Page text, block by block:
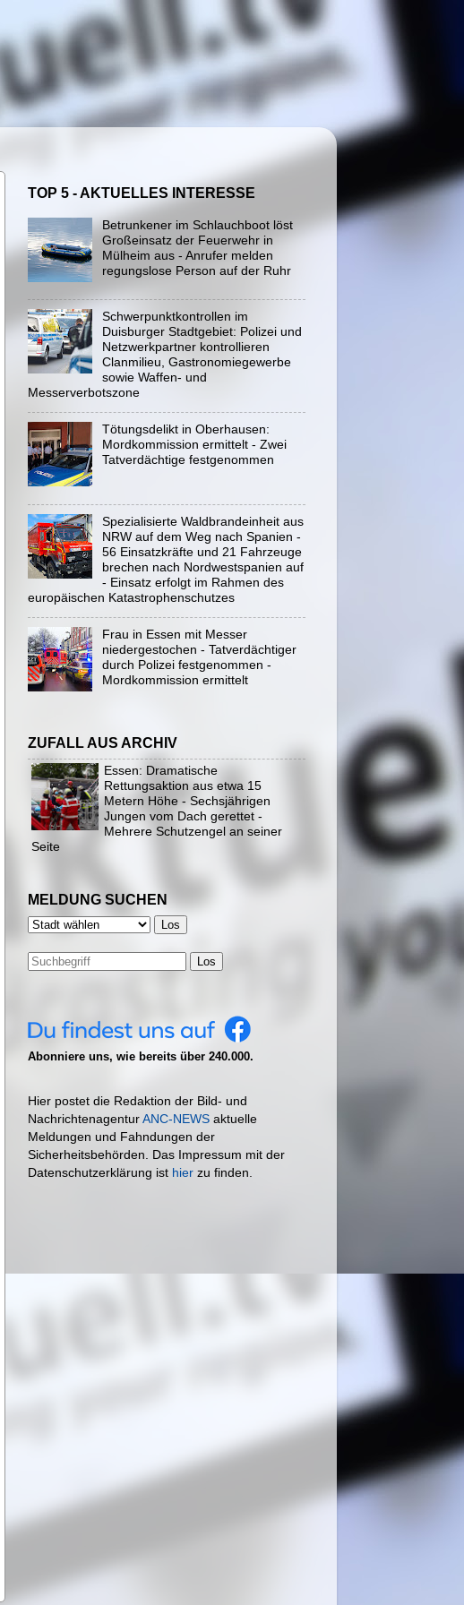
TOP 5 - AKTUELLES INTERESSE
Betrunkener im Schlauchboot löst
Großeinsatz der Feuerwehr in
Mülheim aus - Anrufer melden
regungslose Person auf der Ruhr
Schwerpunktkontrollen im
Duisburger Stadtgebiet: Polizei und
Netzwerkpartner kontrollieren
Clanmilieu, Gastronomiegewerbe
sowie Waffen- und
Messerverbotszone
Tötungsdelikt in Oberhausen:
Mordkommission ermittelt - Zwei
Tatverdächtige festgenommen
Spezialisierte Waldbrandeinheit aus
NRW auf dem Weg nach Spanien -
56 Einsatzkräfte und 21 Fahrzeuge
brechen nach Nordwestspanien auf
- Einsatz erfolgt im Rahmen des
europäischen Katastrophenschutzes
Frau in Essen mit Messer
niedergestochen - Tatverdächtiger
durch Polizei festgenommen -
Mordkommission ermittelt
ZUFALL AUS ARCHIV
Essen: Dramatische
Rettungsaktion aus etwa 15
Metern Höhe - Sechsjährigen
Jungen vom Dach gerettet -
Mehrere Schutzengel an seiner
Seite
MELDUNG SUCHEN
Los
Abonniere uns, wie bereits über 240.000.
Hier postet die Redaktion der Bild- und
NachrichtenagenturANC-NEWS aktuelle
Meldungen und Fahndungen der
Sicherheitsbehörden. Das Impressum mit der
Datenschutzerklärung ist hier zu finden.